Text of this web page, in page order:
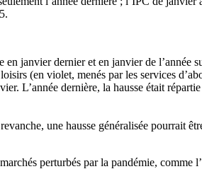
janvier dernier et en janvier de l’année
(en violet, menés par les services
L’année dernière, la hausse était
une hausse généralisée pourrait
perturbés par la pandémie, comme